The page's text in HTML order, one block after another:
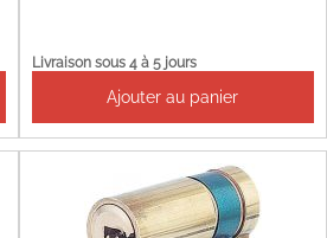
Livraison sous 4 à 5 jours
Ajouter au panier